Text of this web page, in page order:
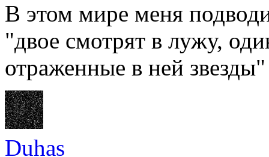
В этом мире меня
"двое смотрят в лужу,
отраженные в ней звезды"
Duhas